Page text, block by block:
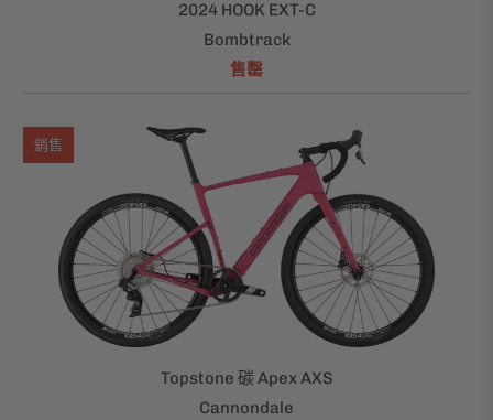
2024 HOOK EXT-C
Bombtrack
售罄
Topstone 碳 Apex AXS
Cannondale
銷售